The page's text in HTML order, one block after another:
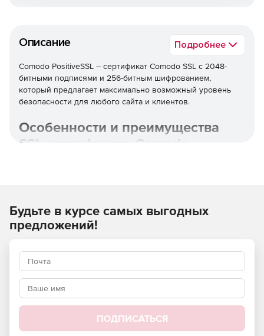
Описание Подробнее
Comodo PositiveSSL – сертификат Comodo SSL с 2048-
битными подписями и 256-битным шифрованием,
который предлагает максимально возможный уровень
безопасности для любого сайта и клиентов.
Особенности и преимущества
SSL-сертификата Comodo
браузерами на 99,9%.
Подтвержденный домен, 2048-битный отраслевой
сертификат SSL.
Включает статическое уплотнение сайта.
Беспроблемная выдача сертификатов SSL 24/7.
Будьте в курсе самых выгодных
предложений!
ПОДПИСАТЬСЯ